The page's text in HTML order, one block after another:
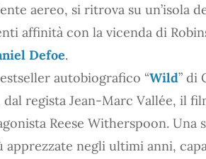
aereo, si ritrova su un’isola
affinità con la vicenda di
Defoe.
autobiografico “Wild” di
dal regista Jean-Marc Vallée, il
Reese Witherspoon. Una
apprezzate negli ultimi anni,